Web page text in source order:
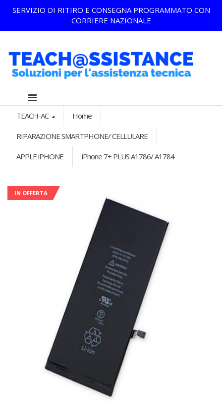
SERVIZIO DI RITIRO E CONSEGNA PROGRAMMATO CON
CORRIERE NAZIONALE
TEACH-AC Home
RIPARAZIONE SMARTPHONE/ CELLULARE
APPLE iPHONE iPhone 7+ PLUS A1786/ A1784
IN OFFERTA